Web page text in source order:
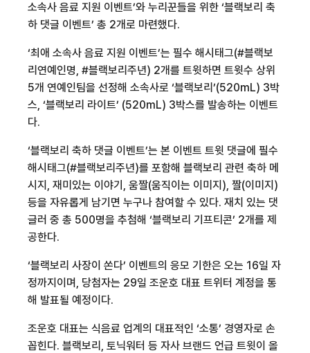
소속사 음료 지원 이벤트’와 누리꾼들을 위한 ‘블랙보리 축
하 댓글 이벤트’ 총 2개로 마련했다.
‘최애 소속사 음료 지원 이벤트’는 필수 해시태그(#블랙보
리연예인명, #블랙보리 주년) 2개를 트윗하면 트윗수 상위
5개 연예인팀을 선정해 소속사로 ‘블랙보리’(520mL) 3박
스, ‘블랙보리 라이트’ (520mL) 3박스를 발송하는 이벤트
다.
‘블랙보리 축하 댓글 이벤트’는 본 이벤트 트윗 댓글에 필수
해시태그(#블랙보리 주년)를 포함해 블랙보리 관련 축하 메
시지 , 재미있는 이야기 , 움짤(움직이는 이미지 ), 짤(이미지 )
등을 자유롭게 남기면 누구나 참여할 수 있다. 재치 있는 댓
글러 중 총 500명을 추첨해 ‘블랙보리 기프티콘’ 2개를 제
공한다.
‘블랙보리 사장이 쏜다’ 이벤트의 응모 기한은 오는 16일 자
정까지이며 , 당첨자는 29일 조운호 대표 트위터 계정을 통
해 발표될 예정이다.
조운호 대표는 식음료 업계의 대표적인 ‘소통’ 경영자로 손
꼽힌다. 블랙보리 , 토닉워터 등 자사 브랜드 언급 트윗이 올